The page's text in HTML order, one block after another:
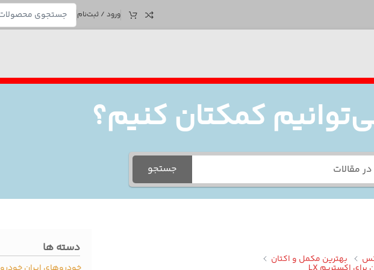
ورود / ثبت‌نام
کمکتان کنیم؟
جستجو
بهترین مکمل و اکتان
دسته ها